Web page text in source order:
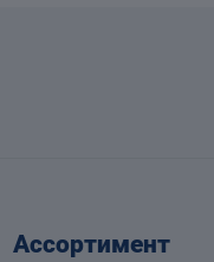
Ассортимент